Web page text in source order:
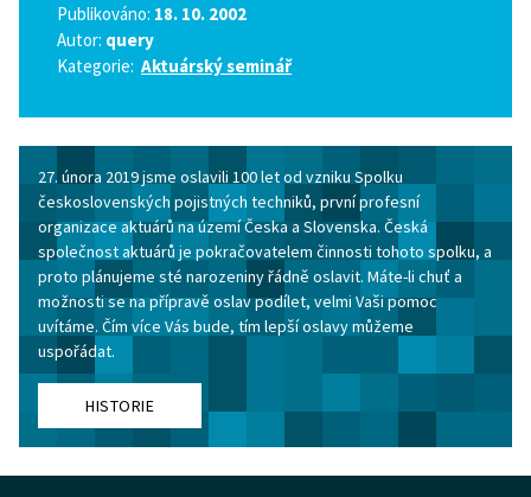
Publikováno: 18. 10. 2002
Autor: query
Kategorie: Aktuárský seminář
27. února 2019 jsme oslavili 100 let od vzniku Spolku
československých pojistných techniků, první profesní
organizace aktuárů na území Česka a Slovenska. Česká
společnost aktuárů je pokračovatelem činnosti tohoto spolku, a
proto plánujeme sté narozeniny řádně oslavit. Máte-li chuť a
možnosti se na přípravě oslav podílet, velmi Vaši pomoc
uvítáme. Čím více Vás bude, tím lepší oslavy můžeme
uspořádat.
HISTORIE